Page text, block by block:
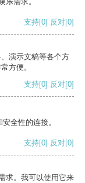
支持[0] 反对[0]
演示文稿等各个方
方便。
支持[0] 反对[0]
全性的连接。
支持[0] 反对[0]
求。我可以使用它来